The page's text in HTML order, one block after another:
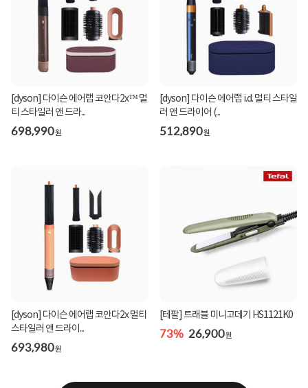
[dyson] 다이슨 에어랩 코안다2x™ 멀
티 스타일러 앤 드라...
698,990원
[dyson] 다이슨 에어랩 i.d. 멀티 스타일
러 앤 드라이어 (...
512,890원
[dyson] 다이슨 에어랩 코안다2x 멀티
스타일러 앤 드라이...
693,980원
[테팔] 트래블 미니고데기 HS1121K0
73% 26,900원